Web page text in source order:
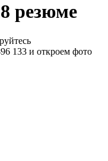
резюме
133 и откроем фото